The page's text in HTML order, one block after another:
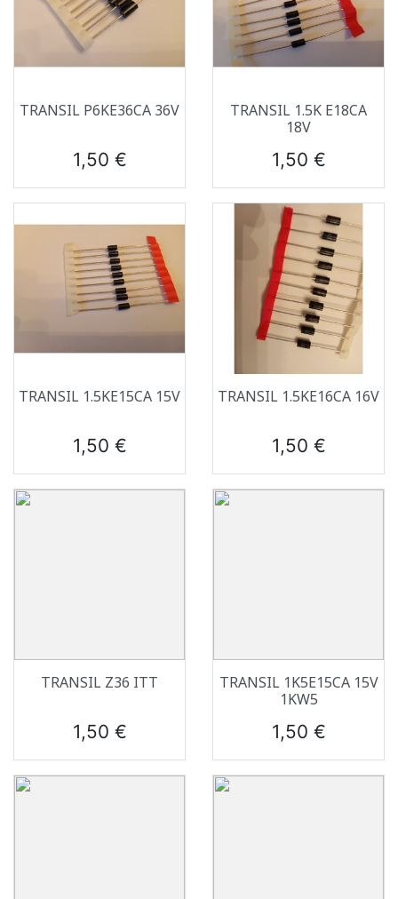
TRANSIL P6KE36CA 36V
Prix
1,50 €
TRANSIL 1.5K E18CA
18V
Prix
1,50 €
TRANSIL 1.5KE15CA 15V
Prix
1,50 €
TRANSIL 1.5KE16CA 16V
Prix
1,50 €
TRANSIL Z36 ITT
Prix
1,50 €
TRANSIL 1K5E15CA 15V
1KW5
Prix
1,50 €